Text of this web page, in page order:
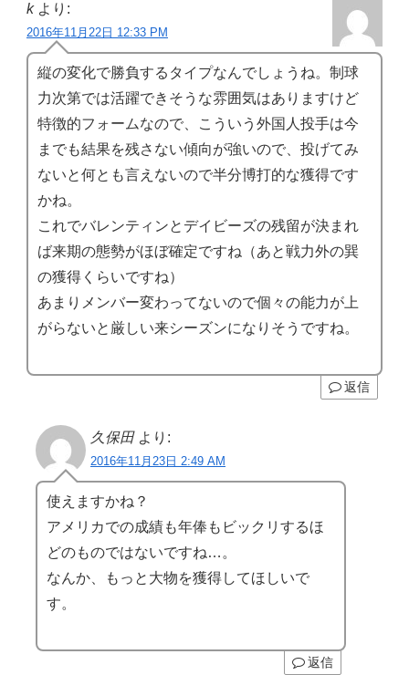
k より:
2016年11月22日 12:33 PM
縦の変化で勝負するタイプなんでしょうね。制球
力次第では活躍できそうな雰囲気はありますけど
特徴的フォームなので、こういう外国人投手は今
までも結果を残さない傾向が強いので、投げてみ
ないと何とも言えないので半分博打的な獲得です
かね。
これでバレンティンとデイビーズの残留が決まれ
ば来期の態勢がほぼ確定ですね（あと戦力外の巽
の獲得くらいですね）
あまりメンバー変わってないので個々の能力が上
がらないと厳しい来シーズンになりそうですね。
返信
久保田 より:
2016年11月23日 2:49 AM
使えますかね？
アメリカでの成績も年俸もビックリするほ
どのものではないですね…。
なんか、もっと大物を獲得してほしいで
す。
返信